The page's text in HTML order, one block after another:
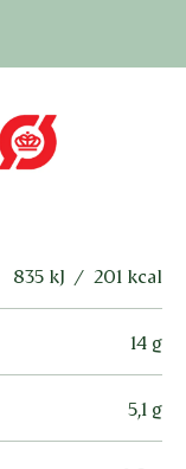
835 kJ / 201 kcal
14 g
5,1 g